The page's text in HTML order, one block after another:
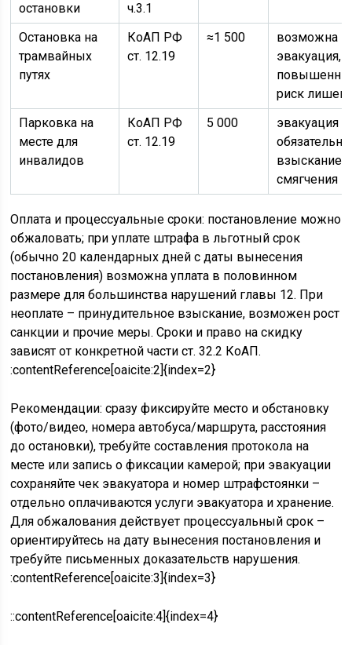
остановки
ч.3.1
Остановка на
трамвайных
путях
КоАП РФ
ст. 12.19
≈1 500
возможна
эвакуация,
риск
Парковка на
месте для
инвалидов
КоАП РФ
ст. 12.19
5 000
эвакуация
обязательна;
взыскание
смягчения
Оплата и процессуальные сроки: постановление можно
обжаловать; при уплате штрафа в льготный срок
(обычно 20 календарных дней с даты вынесения
постановления) возможна уплата в половинном
размере для большинства нарушений главы 12. При
неоплате – принудительное взыскание, возможен рост
санкции и прочие меры. Сроки и право на скидку
зависят от конкретной части ст. 32.2 КоАП.
:contentReference[oaicite:2]{index=2}
Рекомендации: сразу фиксируйте место и обстановку
(фото/видео, номера автобуса/маршрута, расстояния
до остановки), требуйте составления протокола на
месте или запись о фиксации камерой; при эвакуации
сохраняйте чек эвакуатора и номер штрафстоянки –
отдельно оплачиваются услуги эвакуатора и хранение.
Для обжалования действует процессуальный срок –
ориентируйтесь на дату вынесения постановления и
требуйте письменных доказательств нарушения.
:contentReference[oaicite:3]{index=3}
::contentReference[oaicite:4]{index=4}